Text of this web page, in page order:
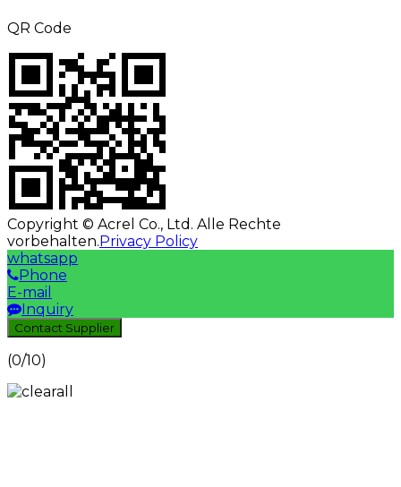
QR Code
Copyright © Acrel Co., Ltd. Alle Rechte
vorbehalten. Privacy Policy
whatsapp
Phone
E-mail
Inquiry
Contact Supplier
(0/10)